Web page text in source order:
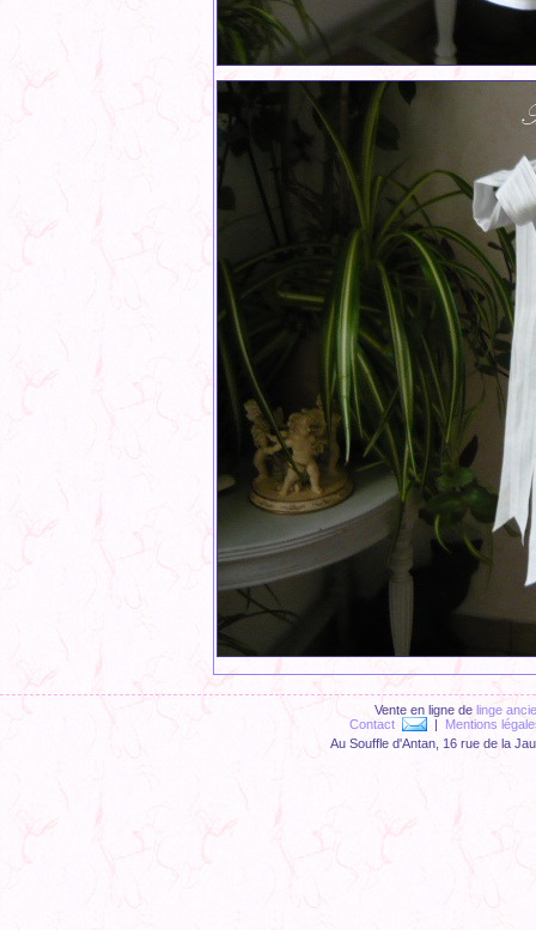
Vente en ligne delinge
Contact
| Mentions
Au Souffle d'Antan, 16 rue de la